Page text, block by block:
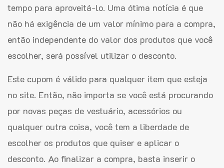
tempo para aproveitá-lo. Uma ótima notícia é que
não há exigência de um valor mínimo para a compra,
então independente do valor dos produtos que você
escolher, será possível utilizar o desconto.
Este cupom é válido para qualquer item que esteja
no site. Então, não importa se você está procurando
por novas peças de vestuário, acessórios ou
qualquer outra coisa, você tem a liberdade de
escolher os produtos que quiser e aplicar o
desconto. Ao finalizar a compra, basta inserir o